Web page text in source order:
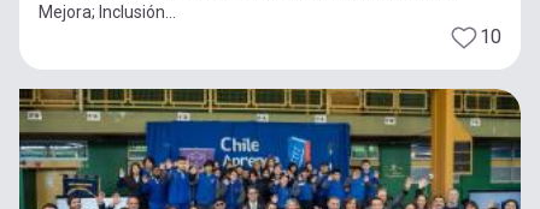
Mejora; Inclusión...
10